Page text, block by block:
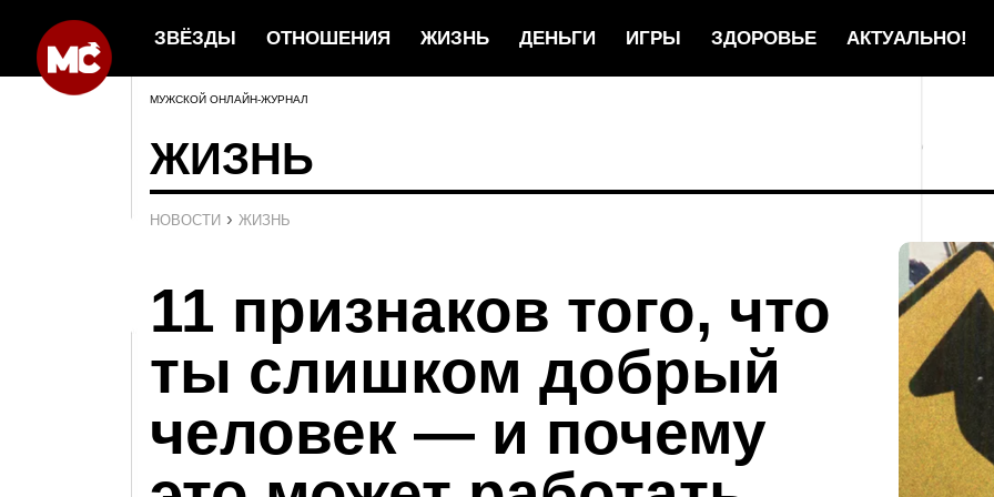
ЗВЁЗДЫ ОТНОШЕНИЯ ЖИЗНЬ ДЕНЬГИ ИГРЫ ЗДОРОВЬЕ АКТУАЛЬНО!
МУЖСКОЙ ОНЛАЙН-ЖУРНАЛ
ЖИЗНЬ
НОВОСТИ › ЖИЗНЬ
11 признаков того, что
ты слишком добрый
человек — и почему